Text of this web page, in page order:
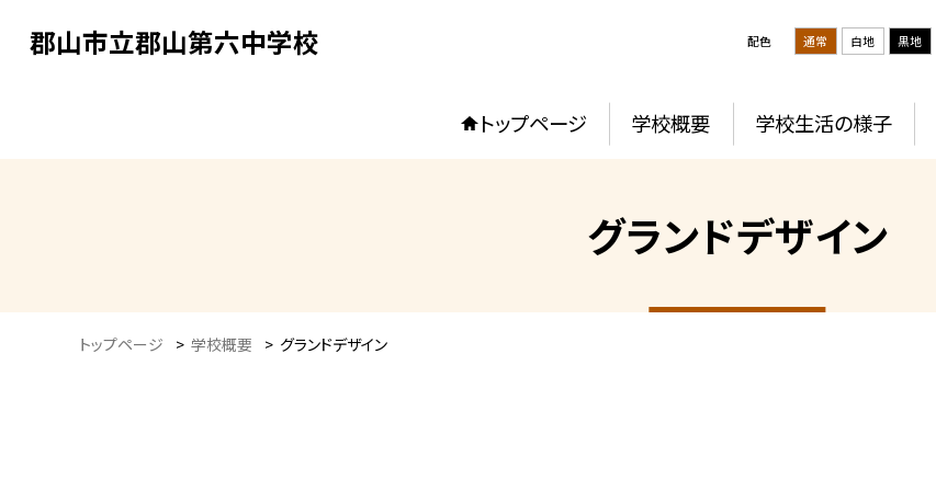
郡山市立郡山第六中学校 配色 通常 白地 黒地
トップページ 学校概要 学校生活の様子
グランドデザイン
トップページ > 学校概要 > グランドデザイン